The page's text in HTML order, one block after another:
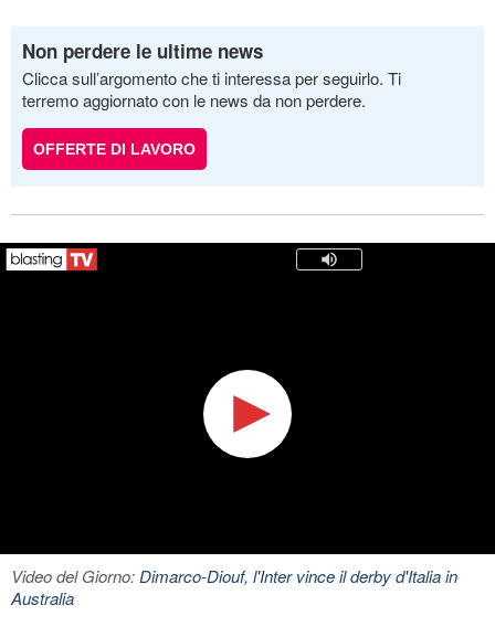
Non perdere le ultime news
Clicca sull’argomento che ti interessa per seguirlo. Ti
terremo aggiornato con le news da non perdere.
OFFERTE DI LAVORO
Video del Giorno:Dimarco-Diouf, l'Inter vince il derby d'Italia in
Australia